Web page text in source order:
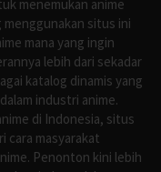
menemukan anime
menggunakan situs ini
mana yang ingin
lebih dari sekadar
katalog dinamis yang
industri anime.
di Indonesia, situs
cara masyarakat
Penonton kini lebih